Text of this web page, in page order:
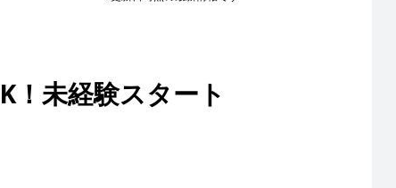
！未経験スタート